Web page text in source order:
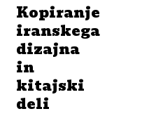
Kopiranje
iranskega
dizajna
in
kitajski
deli